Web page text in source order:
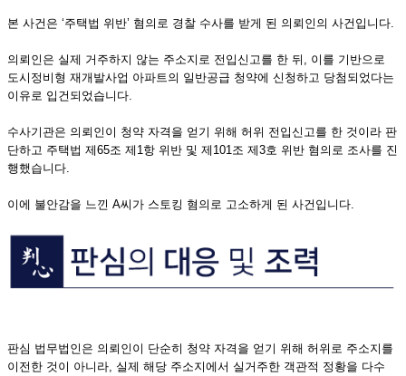
본 사건은 ‘주택법 위반’ 혐의로 경찰 수사를 받게 된 의뢰인의 사건입니다.
의뢰인은 실제 거주하지 않는 주소지로 전입신고를 한 뒤, 이를 기반으로
도시정비형 재개발사업 아파트의 일반공급 청약에 신청하고 당첨되었다는
이유로 입건되었습니다.
수사기관은 의뢰인이 청약 자격을 얻기 위해 허위 전입신고를 한 것이라 판
단하고 주택법 제65조 제1항 위반 및 제101조 제3호 위반 혐의로 조사를 진
행했습니다.
이에 불안감을 느낀 A씨가 스토킹 혐의로 고소하게 된 사건입니다.
판심 법무법인은 의뢰인이 단순히 청약 자격을 얻기 위해 허위로 주소지를
이전한 것이 아니라, 실제 해당 주소지에서 실거주한 객관적 정황을 다수